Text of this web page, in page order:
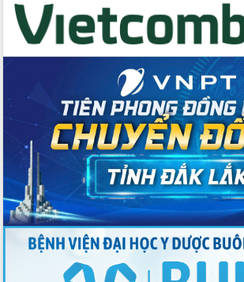
Huy giữ chức Bí thư Đảng ủy Ủy Ban
Nhân dân tỉnh
Bệnh án điện tử thúc đẩy chuyển đổi
số y tế tại Đắk Lắk
Chuyển đổi số thư viện: Mở rộng
không gian tri thức trong thời đại số
Đánh giá, rút kinh nghiệm công tác tổ
chức diễn tập trước ngày bầu cử
Chương trình “Gặp gỡ hữu nghị –
Friendship Meeting New Year 2026”
Bầu cử Quốc hội và HĐND: Cử tri Đắk
Lắk gửi gắm niềm tin, kỳ vọng vào lá
phiếu
Đắk Lắk sẵn sàng các điều kiện cho
Ngày hội bầu cử đại biểu Quốc hội
khóa XVI và HĐND các cấp nhiệm kỳ